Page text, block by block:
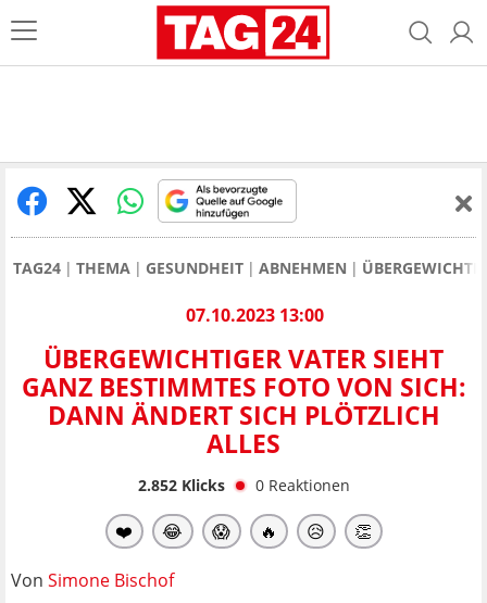
TAG24 THEMA GESUNDHEIT ABNEHMEN
07.10.2023 13:00
ÜBERGEWICHTIGER VATER SIEHT
GANZ BESTIMMTES FOTO VON SICH:
DANN ÄNDERT SICH PLÖTZLICH
ALLES
2.852Klicks 0 Reaktionen
❤️ 😂 😱 🔥 😥 👏
Von Simone Bischof